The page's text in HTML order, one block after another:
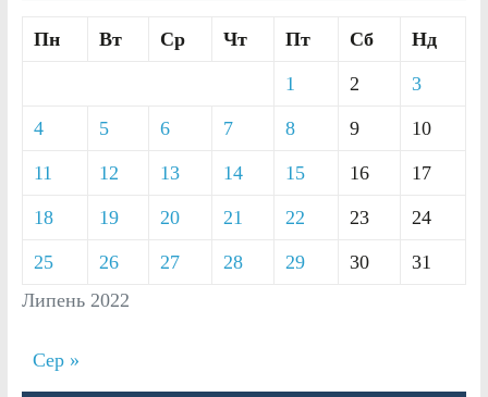
Липень 2022
Пн Вт Ср Чт Пт Сб Нд
1 2 3
4 5 6 7 8 9 10
11 12 13 14 15 16 17
18 19 20 21 22 23 24
25 26 27 28 29 30 31
Сер »